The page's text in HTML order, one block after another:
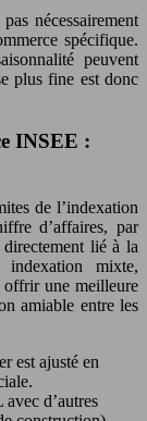
nécessairement
spécifique.
peuvent
plus fine est donc
INSEE :
de l’indexation
d’affaires, par
lié à la
indexation mixte,
offrir une meilleure
amiable entre les
est ajusté en
d’autres